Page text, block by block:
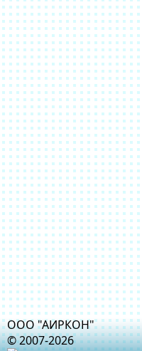
ООО "АИРКОН"
© 2007-2026